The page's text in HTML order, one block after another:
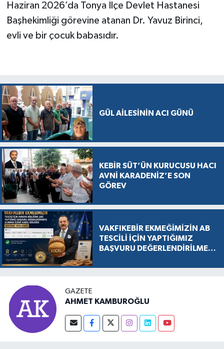
Haziran 2026’da Tonya İlçe Devlet Hastanesi
Başhekimliği görevine atanan Dr. Yavuz Birinci,
evli ve bir çocuk babasıdır.
GÜL AİLESİNİN ACI GÜNÜ
KEBİR SÜT’ÜN KURUCUSU HACI
AVNİ KARADENİZ’E SON
GÖREV
VAKFIKEBİR EKMEĞİMİZİN AB
TESCİLİ İÇİN YAPTIĞIMIZ
BAŞVURU DEĞERLENDİRİLMEK
RESMEN BAŞLADI
GAZETE
AHMET KAMBUROĞLU